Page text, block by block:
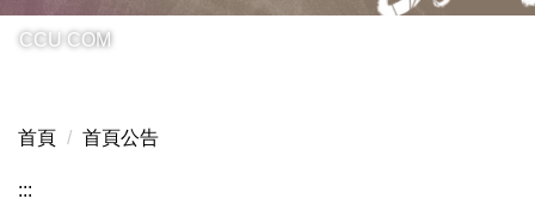
CCU COM
首頁 首頁公告
:::